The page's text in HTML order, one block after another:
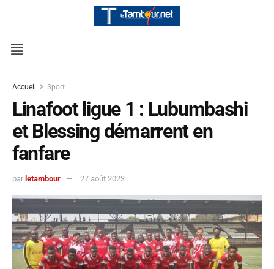
Accueil Sport
Linafoot ligue 1 : Lubumbashi
et Blessing démarrent en
fanfare
par letambour 27 août 2023